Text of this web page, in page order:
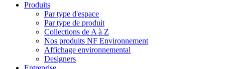
Produits
Par type d'espace
Par type de produit
Collections de A à Z
Nos produits NF Environnement
Affichage environnemental
Designers